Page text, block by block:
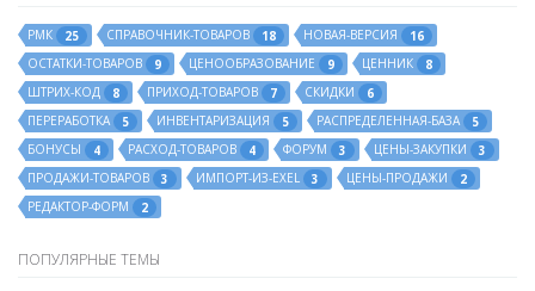
РМК 25 СПРАВОЧНИК-ТОВАРОВ 18 НОВАЯ-ВЕРСИЯ
16
ОСТАТКИ-ТОВАРОВ
9 ЦЕНООБРАЗОВАНИЕ 9 ЦЕННИК
8
ШТРИХ-КОД
8 ПРИХОД-ТОВАРОВ 7 СКИДКИ
6
ПЕРЕРАБОТКА
5 ИНВЕНТАРИЗАЦИЯ 5 РАСПРЕДЕЛЕННАЯ-БАЗА
5
БОНУСЫ
4 РАСХОД-ТОВАРОВ 4 ФОРУМ 3 ЦЕНЫ-ЗАКУПКИ
3
ПРОДАЖИ-ТОВАРОВ
3 ИМПОРТ-ИЗ-EXEL 3 ЦЕНЫ-ПРОДАЖИ
2
РЕДАКТОР-ФОРМ
2
ПОПУЛЯРНЫЕ ТЕМЫ